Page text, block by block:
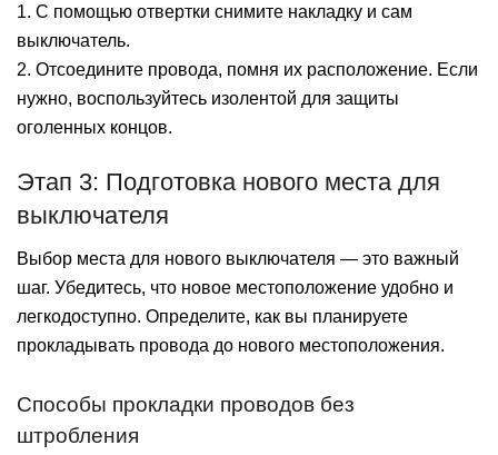
1. С помощью отвертки снимите накладку и сам
выключатель.
2. Отсоедините провода, помня их расположение. Если
нужно, воспользуйтесь изолентой для защиты
оголенных концов.
Этап 3: Подготовка нового места для
выключателя
Выбор места для нового выключателя — это важный
шаг. Убедитесь, что новое местоположение удобно и
легкодоступно. Определите, как вы планируете
прокладывать провода до нового местоположения.
Способы прокладки проводов без
штробления